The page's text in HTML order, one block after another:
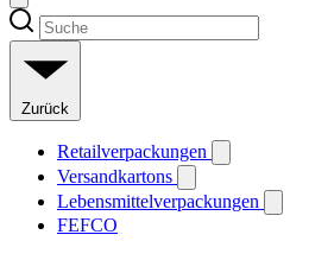
Zurück
Retailverpackungen
Versandkartons
Lebensmittelverpackungen
FEFCO